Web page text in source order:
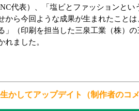
代表）、「塩ビとファッションとい
から今回ような成果が生まれたこと
」（印刷を担当した三泉工業（株）の
れました。
かしてアップデイト（制作者のコメ